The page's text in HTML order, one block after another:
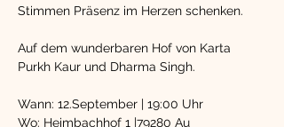
Stimmen Präsenz im Herzen schenken.
Auf dem wunderbaren Hof von Karta
Purkh Kaur und Dharma Singh.
Wann: 12.September | 19:00 Uhr
Wo: Heimbachhof 1 |79280 Au